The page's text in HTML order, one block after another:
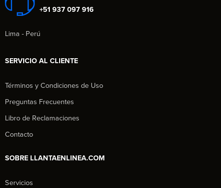
+51 937 097 916
Lima - Perú
SERVICIO AL CLIENTE
Términos y Condiciones de Uso
Preguntas Frecuentes
Libro de Reclamaciones
Contacto
SOBRE LLANTAENLINEA.COM
Servicios